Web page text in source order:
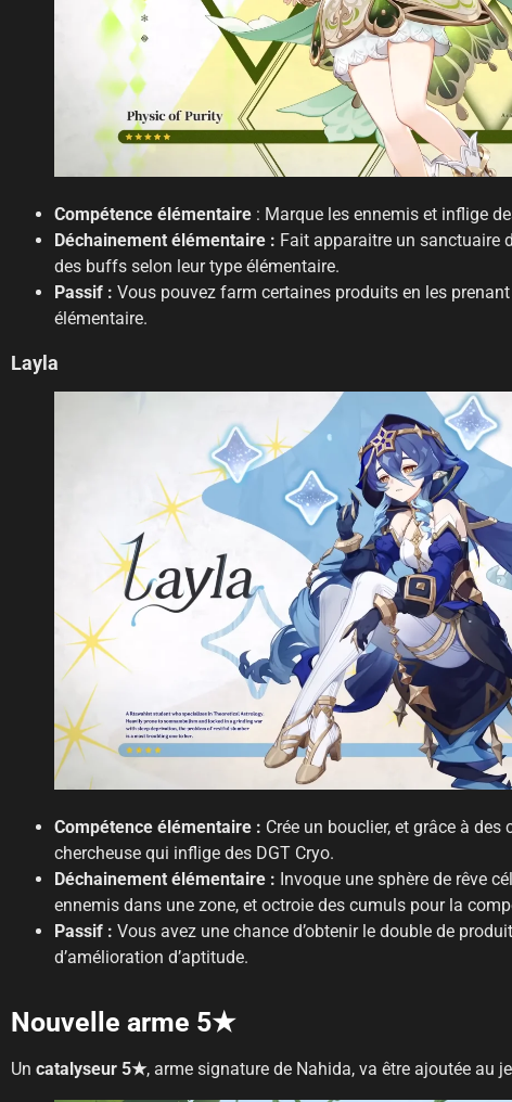
Compétence élémentaire : Marque les ennemis et inflige
Déchainement élémentaire : Fait apparaitre un sanctuaire
des buffs selon leur type élémentaire.
Passif : Vous pouvez farm certaines produits en les
élémentaire.
Layla
Compétence élémentaire : Crée un bouclier, et grâce à
chercheuse qui inflige des DGT Cryo.
Déchainement élémentaire : Invoque une sphère de rêve
ennemis dans une zone, et octroie des cumuls pour la
Passif : Vous avez une chance d’obtenir le double de
d’amélioration d’aptitude.
Nouvelle arme 5★
Un catalyseur 5★, arme signature de Nahida, va être ajoutée au